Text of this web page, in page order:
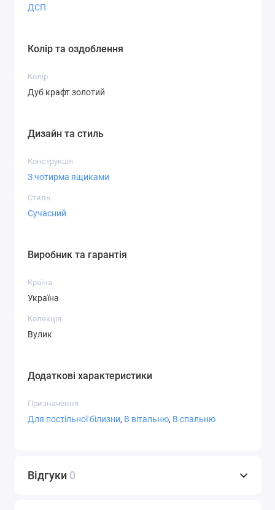
Телескопічні
ДСП
Колір та оздоблення
Колір
Дуб крафт золотий
Дизайн та стиль
Конструкція
З чотирма ящиками
Стиль
Сучасний
Виробник та гарантія
Країна
Україна
Колекція
Вулик
Додаткові характеристики
Призначення
Для постільної білизни, В вітальню, В спальню
Відгуки 0